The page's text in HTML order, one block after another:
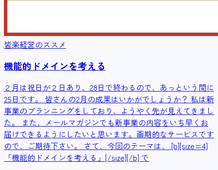
皆楽経営のススメ
機能的ドメインを考える
２月は祝日が２日あり、28日で終わるので、あっという間に
25日です。 皆さんの2月の成果はいかがでしょうか？ 私は新
事業のプランニングをしており、ようやく先が見えてきまし
た。 また、メールマガジンでも新事業の内容をいち早くお
届けできるようにしたいと思います。画期的なサービスです
ので、ご期待下さい。 さて、今回のテーマは、 [b][size=4]
「機能的ドメインを考える」[/size][/b] で